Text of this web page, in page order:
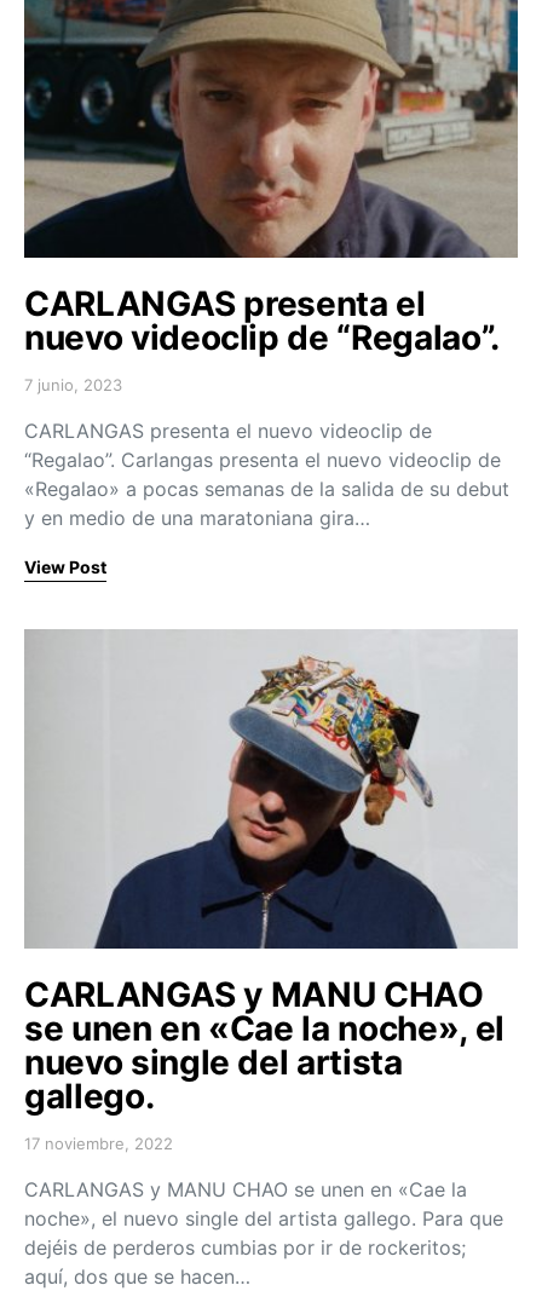
CARLANGAS presenta el
nuevo videoclip de “Regalao”.
Posted on
7 junio, 2023
CARLANGAS presenta el nuevo videoclip de
“Regalao”. Carlangas presenta el nuevo videoclip de
«Regalao» a pocas semanas de la salida de su debut
y en medio de una maratoniana gira…
View Post
CARLANGAS y MANU CHAO
se unen en «Cae la noche», el
nuevo single del artista
gallego.
Posted on
17 noviembre, 2022
CARLANGAS y MANU CHAO se unen en «Cae la
noche», el nuevo single del artista gallego. Para que
dejéis de perderos cumbias por ir de rockeritos;
aquí, dos que se hacen…